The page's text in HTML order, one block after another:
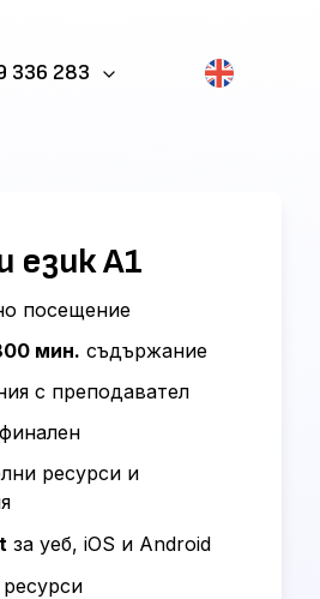
336 283
език A1
посещение
мин. съдържание
с преподавател
ресурси и
за уеб, iOS и Android